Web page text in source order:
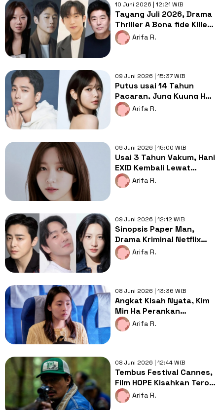
10 Juni 2026 | 12:21 WIB
Tayang Juli 2026, Drama
Thriller A Bona fide Killer
Ungkap Jajaran Pemain
Arifa R.
09 Juni 2026 | 15:37 WIB
Putus usai 14 Tahun
Pacaran, Jung Kyung Ho
dan Sooyoung SNSD
Saling Unfollow
Arifa R.
09 Juni 2026 | 15:00 WIB
Usai 3 Tahun Vakum, Hani
EXID Kembali Lewat
Drama Korea Love Is
Coming
Arifa R.
09 Juni 2026 | 12:12 WIB
Sinopsis Paper Man,
Drama Kriminal Netflix
yang Angkat Dunia
Pemalsuan Uang
Arifa R.
08 Juni 2026 | 13:36 WIB
Angkat Kisah Nyata, Kim
Min Ha Perankan
Pembelot Korut di Film
'Hana Korea'
Arifa R.
08 Juni 2026 | 12:44 WIB
Tembus Festival Cannes,
Film HOPE Kisahkan Teror
Alien di Perbatasan DMZ
Arifa R.